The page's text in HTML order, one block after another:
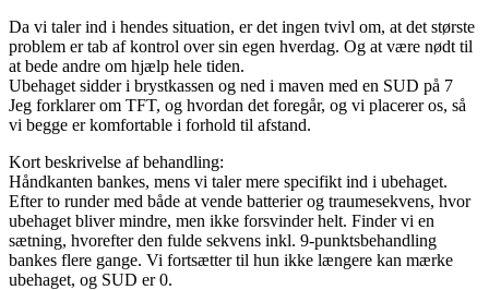
Da vi taler ind i hendes situation, er det ingen tvivl om, at det største
problem er tab af kontrol over sin egen hverdag. Og at være nødt til
at bede andre om hjælp hele tiden.
Ubehaget sidder i brystkassen og ned i maven med en SUD på 7
Jeg forklarer om TFT, og hvordan det foregår, og vi placerer os, så
vi begge er komfortable i forhold til afstand.
Kort beskrivelse af behandling:
Håndkanten bankes, mens vi taler mere specifikt ind i ubehaget.
Efter to runder med både at vende batterier og traumesekvens, hvor
ubehaget bliver mindre, men ikke forsvinder helt. Finder vi en
sætning, hvorefter den fulde sekvens inkl. 9-punktsbehandling
bankes flere gange. Vi fortsætter til hun ikke længere kan mærke
ubehaget, og SUD er 0.